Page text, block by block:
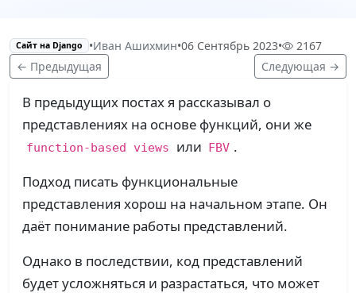
Сайт на Django •Иван Ашихмин•06 Сентябрь 2023•
2167
← Предыдущая
Следующая →
В предыдущих постах я рассказывал о
представлениях на основе функций, они же
function-based views или FBV .
Подход писать функциональные
представления хорош на начальном этапе. Он
даёт понимание работы представлений.
Однако в последствии, код представлений
будет усложняться и разрастаться, что может